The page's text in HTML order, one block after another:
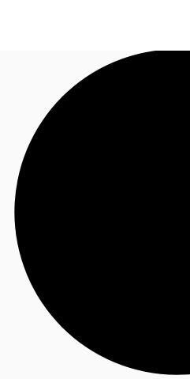
Blog
Données marchés
Appelez maintenant